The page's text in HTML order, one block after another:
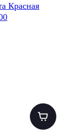
Красная